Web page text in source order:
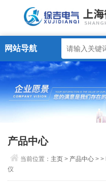
网站导航
产品中心
当前位置： 主页 > 产品中心 > >
仪